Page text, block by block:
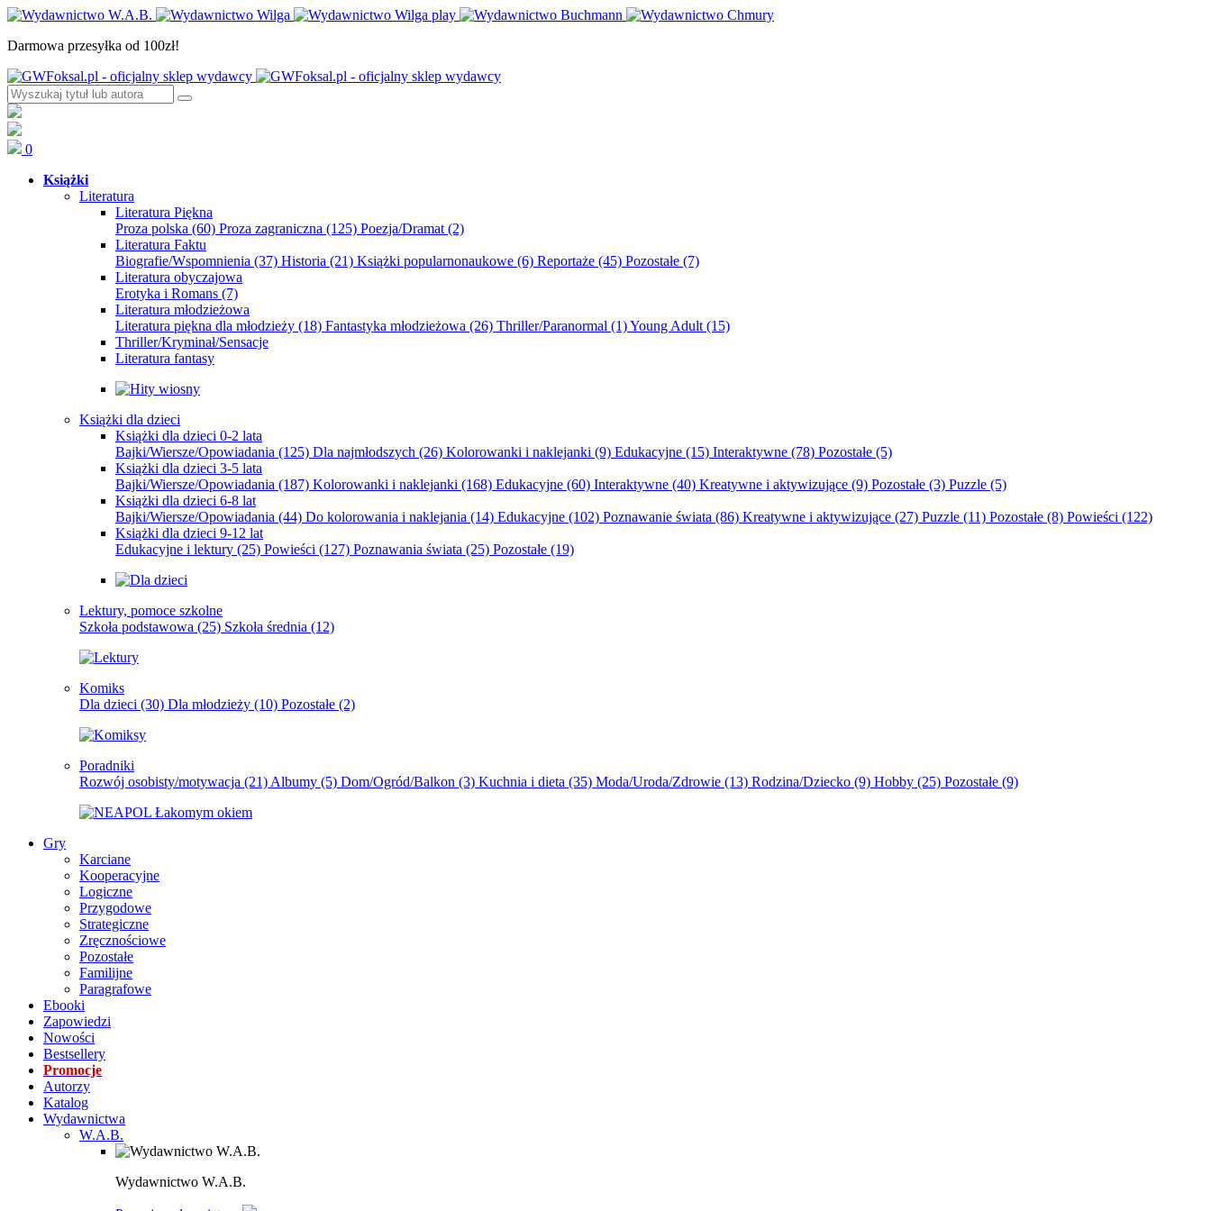
Darmowa przesyłka od 100zł!
0
Książki
Literatura
Literatura Piękna
Proza polska (60) Proza zagraniczna (125) Poezja/Dramat (2)
Literatura Faktu
Biografie/Wspomnienia (37) Historia (21) Książki popularnonaukowe (6) Reportaże (45) Pozostałe (7)
Literatura obyczajowa
Erotyka i Romans (7)
Literatura młodzieżowa
Literatura piękna dla młodzieży (18) Fantastyka młodzieżowa (26) Thriller/Paranormal (1)Young Adult (15)
Thriller/Kryminał/Sensacje
Literatura fantasy
Książki dla dzieci
Książki dla dzieci 0-2 lata
Bajki/Wiersze/Opowiadania (125) Dla najmłodszych (26) Kolorowanki i naklejanki (9) Edukacyjne (15) Interaktywne (78) Pozostałe (5)
Książki dla dzieci 3-5 lata
Bajki/Wiersze/Opowiadania (187) Kolorowanki i naklejanki (168) Edukacyjne (60) Interaktywne (40) Kreatywne i aktywizujące (9) Pozostałe (3) Puzzle (5)
Książki dla dzieci 6-8 lat
Bajki/Wiersze/Opowiadania (44) Do kolorowania i naklejania (14) Edukacyjne (102) Poznawanie świata (86) Kreatywne i aktywizujące (27) Puzzle (11) Pozostałe (8) Powieści (122)
Książki dla dzieci 9-12 lat
Edukacyjne i lektury (25) Powieści (127) Poznawania świata (25) Pozostałe (19)
Lektury, pomoce szkolne
Szkoła podstawowa (25) Szkoła średnia (12)
Komiks
Dla dzieci (30) Dla młodzieży (10) Pozostałe (2)
Poradniki
Rozwój osobisty/motywacja (21) Albumy (5) Dom/Ogród/Balkon (3) Kuchnia i dieta (35) Moda/Uroda/Zdrowie (13) Rodzina/Dziecko (9) Hobby (25) Pozostałe (9)
Gry
Karciane
Kooperacyjne
Logiczne
Przygodowe
Strategiczne
Zręcznościowe
Pozostałe
Familijne
Paragrafowe
Ebooki
Zapowiedzi
Nowości
Bestsellery
Promocje
Autorzy
Katalog
Wydawnictwa
W.A.B.
Wydawnictwo W.A.B.